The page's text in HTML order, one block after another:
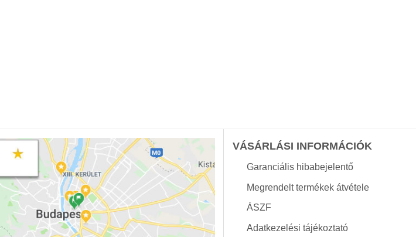
VÁSÁRLÁSI INFORMÁCIÓK
Garanciális hibabejelentő
Megrendelt termékek átvétele
ÁSZF
Adatkezelési tájékoztató